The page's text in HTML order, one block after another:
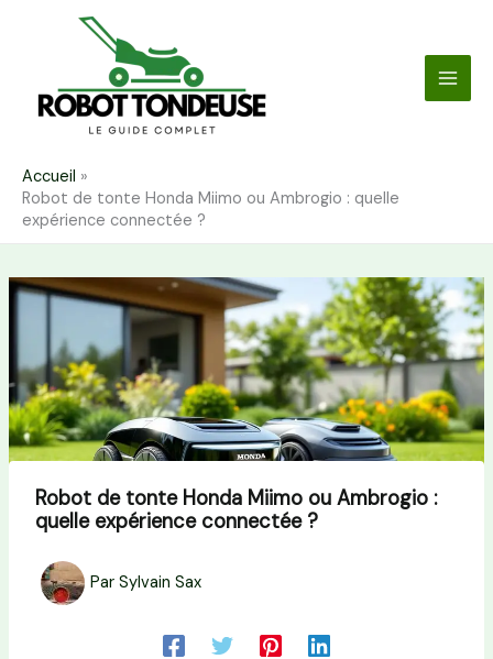
Accueil
Robot de tonte Honda Miimo ou Ambrogio : quelle
expérience connectée ?
Robot de tonte Honda Miimo ou Ambrogio :
quelle expérience connectée ?
Par Sylvain Sax